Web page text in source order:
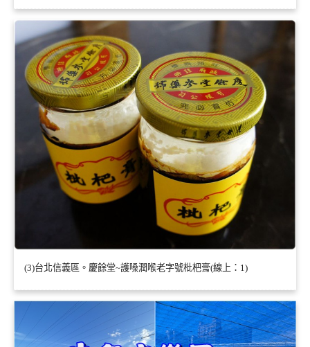
(3)台北信義區。慶餘堂~護嗓潤喉老字號枇杷膏(線上：1)